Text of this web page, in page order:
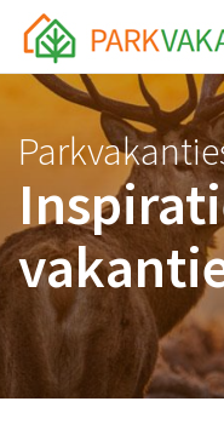
<body id="page-top">